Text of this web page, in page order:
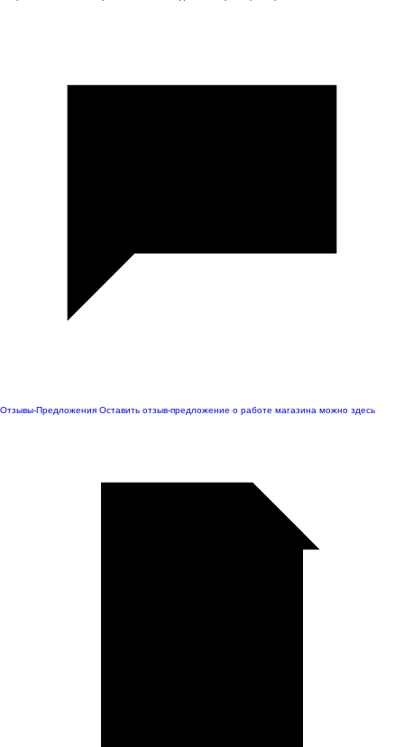
Отзывы-Предложения Оставить отзыв-предложение о работе магазина можно здесь